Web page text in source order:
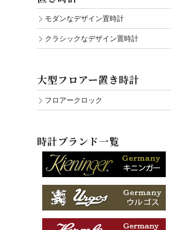
モダンなデザイン置時計
クラシックなデザイン置時計
大型フロアー置き時計
フロアークロック
時計ブランド一覧